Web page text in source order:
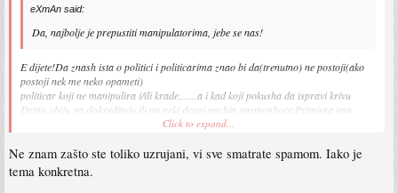
eXmAn said:
Da, najbolje je prepustiti manipulatorima, jebe se nas!
E dijete!Da znash ista o politici i politicarima znao bi da(trenutno) ne postoji(ako
postoji nek me neko opameti)
politicar koji ne manipulira i/ili krade.......a i kad koji pokusha da ispravi krivu
Drinu ubiju ga,diskredituju ili na neki drugi nachin onemoghuce.Primjera ima
koliko hocesh....jedan je kad je onaj ministar finansija napravio presedan(buđet nije
smijenili.
JFK i svi iz njegove familije koji su se pokushali kandidirati su ubijeni....da ne
spominjem skorija ubistva na nashim prostorima.
Click to expand...
Ne znam zašto ste toliko uzrujani, vi sve smatrate spamom. Iako je
tema konkretna.